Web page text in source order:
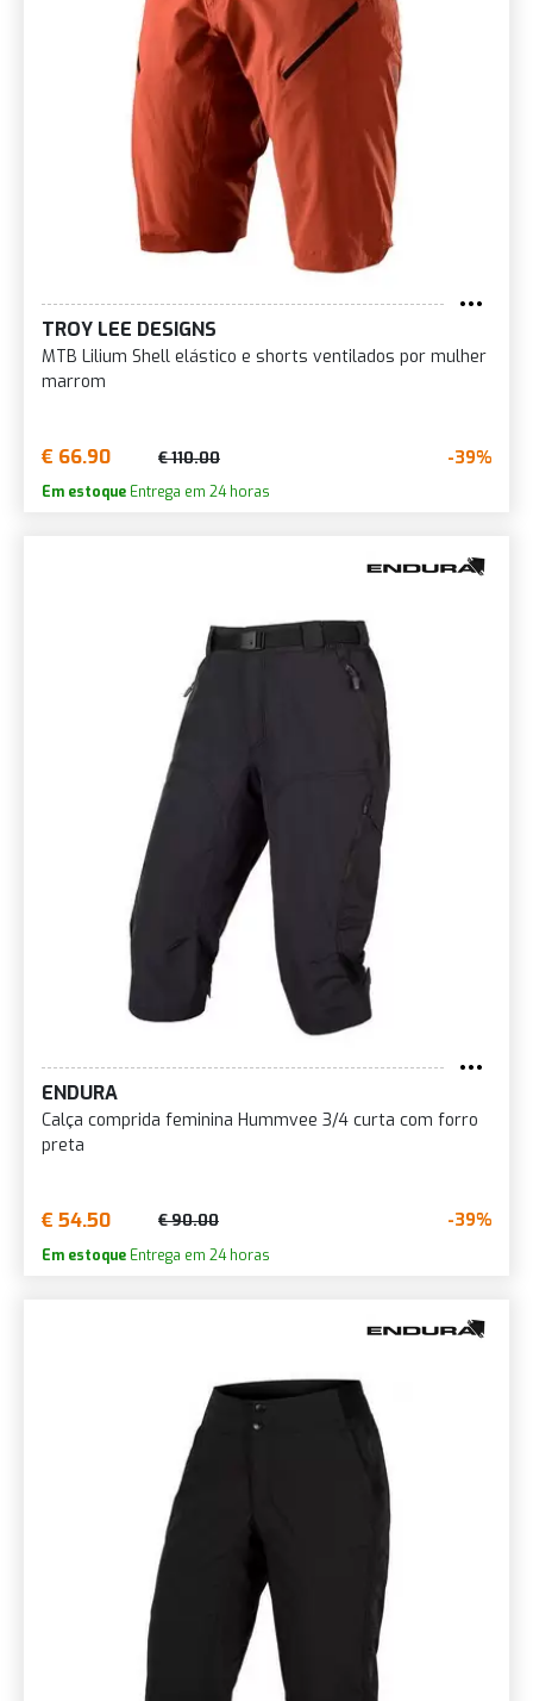
TROY LEE DESIGNS
MTB Lilium Shell elástico e shorts ventilados por mulher
marrom
€ 66.90 € 110.00 -39%
Em estoque Entrega em 24 horas
ENDURA
Calça comprida feminina Hummvee 3/4 curta com forro
preta
€ 54.50 € 90.00 -39%
Em estoque Entrega em 24 horas